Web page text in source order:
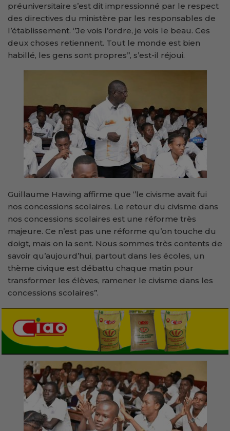
préuniversitaire s’est dit impressionné par le respect
des directives du ministère par les responsables de
l’établissement. ‘’Je vois l’ordre, je vois le beau. Ces
deux choses retiennent. Tout le monde est bien
habillé, les gens sont propres’’, s’est-il réjoui.
Guillaume Hawing affirme que ‘’le civisme avait fui
nos concessions scolaires. Le retour du civisme dans
nos concessions scolaires est une réforme très
majeure. Ce n’est pas une réforme qu’on touche du
doigt, mais on la sent. Nous sommes très contents de
savoir qu’aujourd’hui, partout dans les écoles, un
thème civique est débattu chaque matin pour
transformer les élèves, ramener le civisme dans les
concessions scolaires’’.